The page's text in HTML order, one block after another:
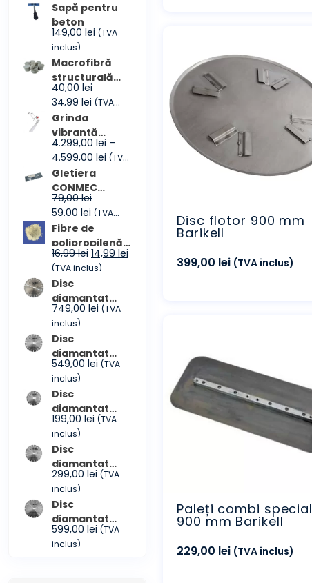
Disc flotor 900 mm
Barikell
399,00 lei (TVA inclus)
Paleți combi special
900 mm Barikell
229,00 lei (TVA inclus)
Sapă pentru
beton
149,00 lei (TVA
inclus)
Macrofibră
structurală
CONMEC
FIBRES
40,00lei
Prețul
inițial
a
fost:
40,00 lei.
34,99 lei Prețul
este:
34,99 lei.
(TVA
inclus)
Grinda
vibrantă
CONMEC
Maxscreed3
4.299,00 lei –
4.599,00 lei Interval
până
4.599,00 lei
(TVA
inclus)
Gletiera
CONMEC
355×114 mm
79,00lei
Prețul
inițial
a
fost:
79,00 lei.
59,00 lei Prețul
curent
este:
59,00 lei.
(TVA
inclus)
Fibre de
polipropilenă
(pungă 600
grame)
16,99lei Prețul
inițial
fost:
16,99 lei.
14,99 lei
(TVA inclus)
Disc
diamantat
beton
proaspăt
CONMEC
Premium 350
749,00 lei (TVA
inclus)
Disc
diamantat
beton
proaspăt
CONMEC
Premium 300
549,00 lei (TVA
inclus)
Disc
diamantat
beton
proaspăt
CONMEC
Premium 230
199,00 lei (TVA
inclus)
Disc
diamantat
beton armat
CONMEC 300
299,00 lei (TVA
inclus)
Disc
diamantat
COMBI
CONMEC 450
599,00 lei (TVA
inclus)